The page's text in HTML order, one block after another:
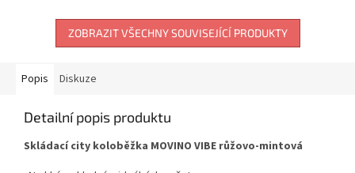
ZOBRAZIT VŠECHNY SOUVISEJÍCÍ PRODUKTY
Popis Diskuze
Detailní popis produktu
Skládací city koloběžka MOVINO VIBE růžovo-mintová